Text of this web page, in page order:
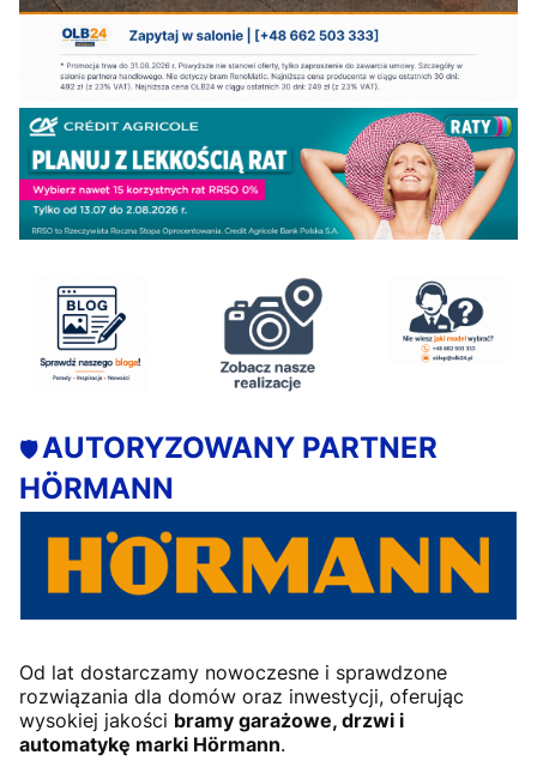
🛡️AUTORYZOWANY PARTNER
HÖRMANN
Od lat dostarczamy nowoczesne i sprawdzone
rozwiązania dla domów oraz inwestycji, oferując
wysokiej jakości bramy garażowe, drzwi i
automatykę marki Hörmann.